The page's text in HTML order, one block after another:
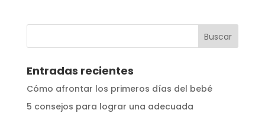
Entradas recientes
Cómo afrontar los primeros días del bebé
5 consejos para lograr una adecuada